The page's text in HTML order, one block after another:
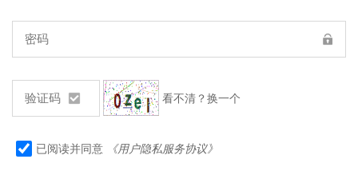
看不清？换一个
已阅读并同意 《用户隐私服务协议》